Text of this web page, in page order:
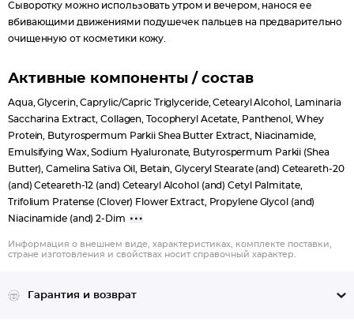
Сыворотку можно использовать утром и вечером, нанося ее
вбивающими движениями подушечек пальцев на предварительно
очищенную от косметики кожу.
Активные компоненты / состав
Aqua, Glycerin, Caprylic/Capric Triglyceride, Cetearyl Alcohol, Laminaria
Saccharina Extract, Collagen, Tocopheryl Acetate, Panthenol, Whey
Protein, Butyrospermum Parkii Shea Butter Extract, Niacinamide,
Emulsifying Wax, Sodium Hyaluronate, Butyrospermum Parkii (Shea
Butter), Camelina Sativa Oil, Betain, Glyceryl Stearate (and) Ceteareth-20
(and) Ceteareth-12 (and) Cetearyl Alcohol (and) Cetyl Palmitate,
Trifolium Pratense (Clover) Flower Extract, Propylene Glycol (and)
Niacinamide (and) 2-Dim
Информация о внешнем виде, характеристиках, комплекте поставки,
стране изготовления и свойствах носит справочный характер.
Гарантия и возврат